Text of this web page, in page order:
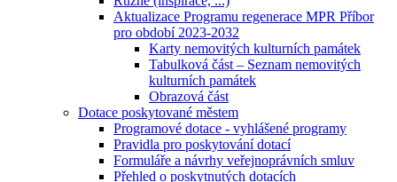
Aktualizace Programu regenerace MPR Příbor
pro období 2023-2032
Karty nemovitých kulturních památek
Tabulková část – Seznam nemovitých
kulturních památek
Obrazová část
Dotace poskytované městem
Programové dotace - vyhlášené programy
Pravidla pro poskytování dotací
Formuláře a návrhy veřejnoprávních smluv
Přehled o poskytnutých dotacích